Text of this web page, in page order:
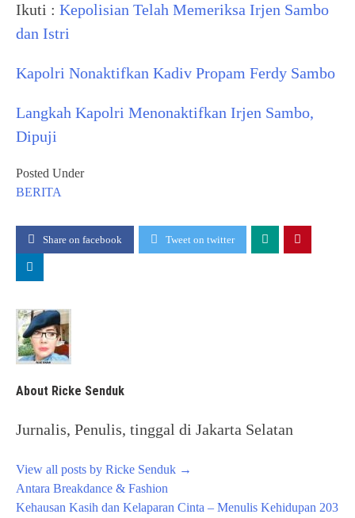
Ikuti : Kepolisian Telah Memeriksa Irjen Sambo
dan Istri
Kapolri Nonaktifkan Kadiv Propam Ferdy Sambo
Langkah Kapolri Menonaktifkan Irjen Sambo,
Dipuji
Posted Under
BERITA
Share on facebook Tweet on twitter
About Ricke Senduk
Jurnalis, Penulis, tinggal di Jakarta Selatan
View all posts by Ricke Senduk →
Post
navigation
Antara Breakdance & Fashion
Kehausan Kasih dan Kelaparan Cinta – Menulis Kehidupan 203